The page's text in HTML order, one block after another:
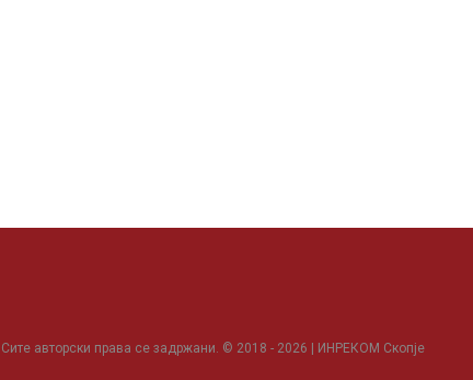
Сите авторски права се задржани. © 2018 - 2026 | ИНРЕКОМ Скопје